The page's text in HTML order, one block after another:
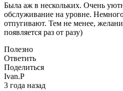
Была аж в нескольких. Очень
обслуживание на уровне.
отпугивают. Тем не менее,
появляется раз от разу)
Полезно
Ответить
Поделиться
Ivan.P
3 года назад